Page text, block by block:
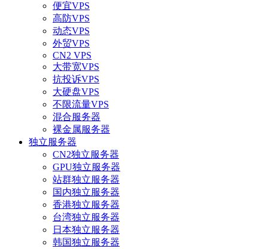
便宜VPS
高防VPS
动态VPS
外贸VPS
CN2 VPS
大带宽VPS
抗投诉VPS
大硬盘VPS
不限流量VPS
混合服务器
裸金属服务器
独立服务器
CN2独立服务器
GPU独立服务器
站群独立服务器
国内独立服务器
香港独立服务器
台湾独立服务器
日本独立服务器
韩国独立服务器